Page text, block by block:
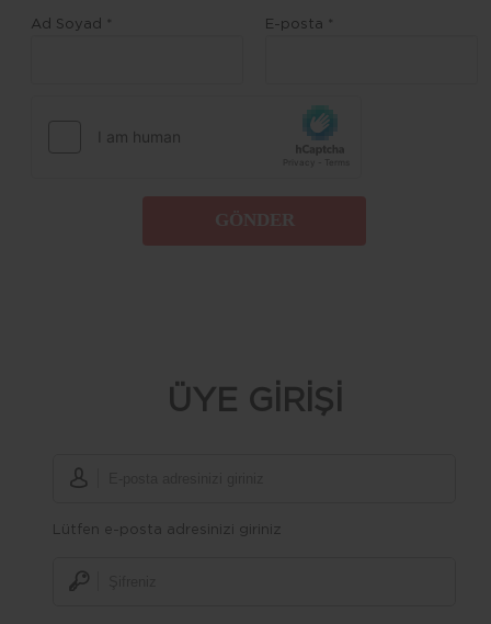
Ad Soyad * E-posta *
ÜYE GİRİŞİ
Lütfen e-posta adresinizi giriniz